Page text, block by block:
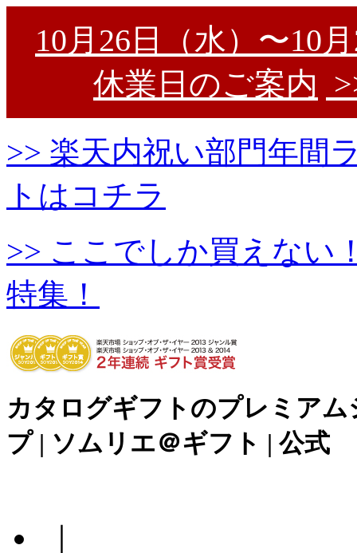
10月26日（水）〜10
休業日のご案内
>> 楽天内祝い部門年間
トはコチラ
>> ここでしか買えない
特集！
カタログギフトのプレミアム
プ | ソムリエ＠ギフト | 公式